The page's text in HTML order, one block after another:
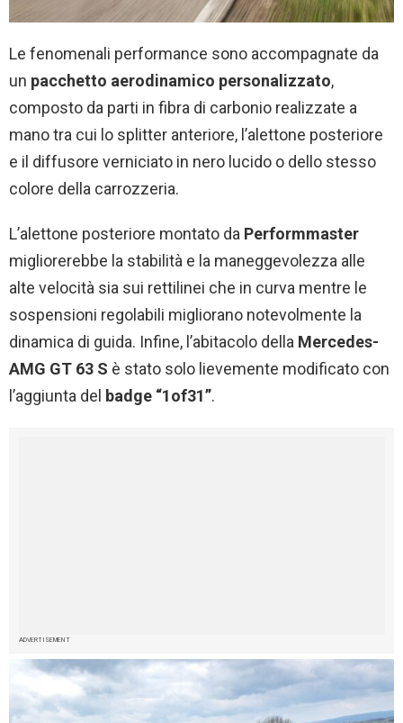
Le fenomenali performance sono accompagnate da
un pacchetto aerodinamico personalizzato,
composto da parti in fibra di carbonio realizzate a
mano tra cui lo splitter anteriore, l’alettone posteriore
e il diffusore verniciato in nero lucido o dello stesso
colore della carrozzeria.
L’alettone posteriore montato da Performmaster
migliorerebbe la stabilità e la maneggevolezza alle
alte velocità sia sui rettilinei che in curva mentre le
sospensioni regolabili migliorano notevolmente la
dinamica di guida. Infine, l’abitacolo della Mercedes-
AMG GT 63 S è stato solo lievemente modificato con
l’aggiunta del badge “1of31”.
ADVERTISEMENT